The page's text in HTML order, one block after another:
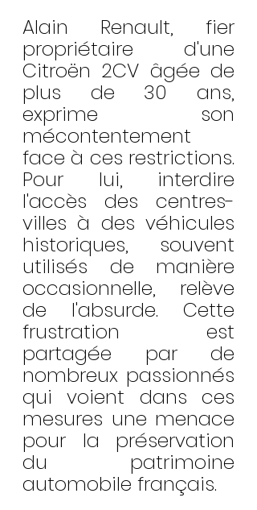
Alain Renault, fier
propriétaire d'une
Citroën 2CV âgée de
plus de 30 ans,
exprime son
mécontentement
face à ces restrictions.
Pour lui, interdire
l'accès des centres-
villes à des véhicules
historiques, souvent
utilisés de manière
occasionnelle, relève
de l'absurde. Cette
frustration est
partagée par de
nombreux passionnés
qui voient dans ces
mesures une menace
pour la préservation
du patrimoine
automobile français.